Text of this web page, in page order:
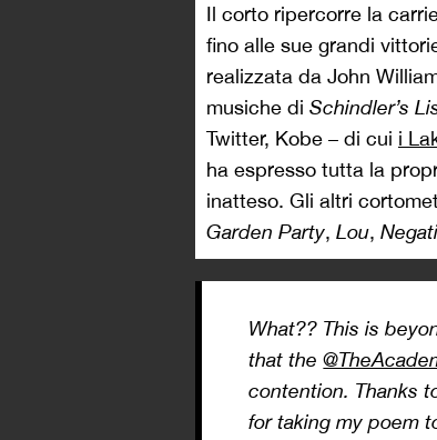
Il corto ripercorre la
fino alle sue grandi
realizzata da John
musiche di Schindler’s
Twitter, Kobe – di cui i
ha espresso tutta la
inatteso. Gli altri
Garden Party, Lou,
What?? This is
that the
contention. Thanks
for taking my poem